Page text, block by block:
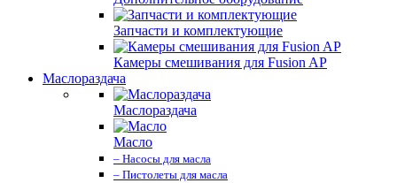
Запчасти и комплектующие
Камеры смешивания для Fusion AP
Маслораздача
Маслораздача
Масло
– Насосы для масла
– Пистолеты для масла